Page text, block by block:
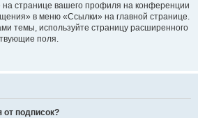
странице вашего профиля на конференции
в меню «Ссылки» на главной странице.
темы, используйте страницу расширенного
поля.
от подписок?